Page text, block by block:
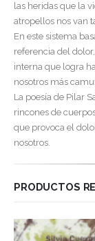
las heridas que la
atropellos nos van
En este sistema
referencia del
interna que logra
nosotros más
La poesía de Pilar
rincones de
que provoca el
nosotros.
PRODUCTOS